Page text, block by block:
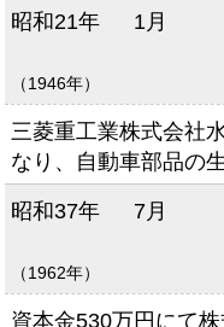
昭和21年 1月
（1946年）
三菱重工業株式会社
なり、自動車部品の
昭和37年 7月
（1962年）
資本金530万円にて